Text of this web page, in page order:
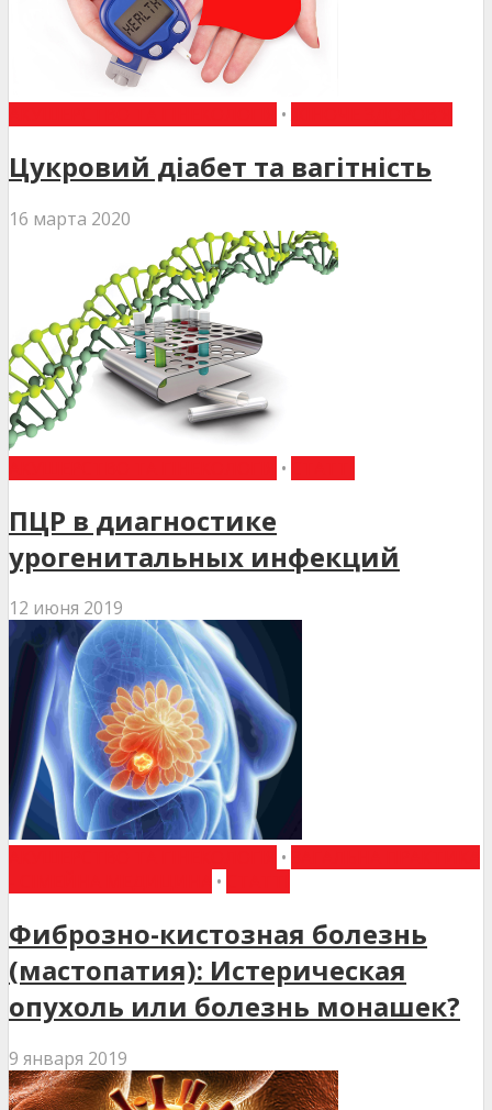
•
Цукровий діабет та вагітність
16 марта 2020
•
ПЦР в диагностике
урогенитальных инфекций
12 июня 2019
•
•
Фиброзно-кистозная болезнь
(мастопатия): Истерическая
опухоль или болезнь монашек?
9 января 2019